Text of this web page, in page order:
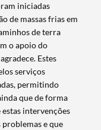
iniciadas
de massas frias em
de terra
o apoio do
Estes
serviços
permitindo
que de forma
intervenções
e que